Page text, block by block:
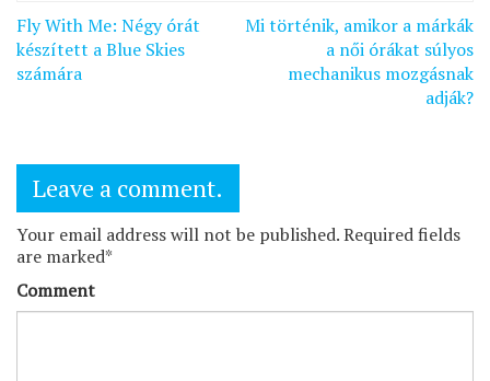
Bejegyzés
navigáció
Fly With Me: Négy órát
készített a Blue Skies
számára
Mi történik, amikor a márkák
a női órákat súlyos
mechanikus mozgásnak
adják?
Leave a comment.
Your email address will not be published. Required fields
are marked*
Comment